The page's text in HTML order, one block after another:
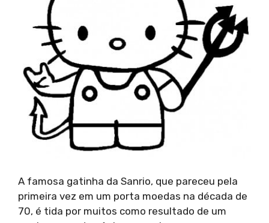
A famosa gatinha da Sanrio, que pareceu pela
primeira vez em um porta moedas na década de
70, é tida por muitos como resultado de um